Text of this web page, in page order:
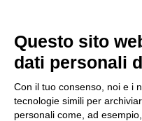
Questo sito
dati personali
Con il tuo consenso, noi e i
tecnologie simili per
personali come, ad